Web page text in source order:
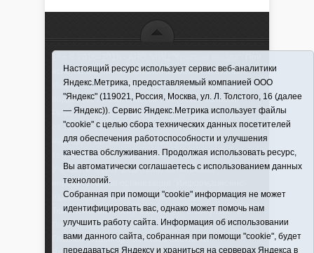
использовании материалов ссылка обязательна
Информационная лента выходит при финансовой
поддержке правительства Тюменской области
Регистрационный номер СМИ ЭЛ № ФС 77-66066
от 10.06. 2016 г. выдано Федеральной службой по
надзору в сфере связи, информационных
технологий и массовых коммуникаций.
Учредитель (соучредители) Автономная
некоммерческая организация "Информационно-
издательский центр "Красная звезда"" (627570,
Тюменская обл., Викуловский р-н, с. Викулово, ул.
Ленина, д. 5).
Главный редактор Антюхова Светлана
Настоящий ресурс использует сервис веб-аналитики
Яндекс.Метрика, предоставляемый компанией ООО
"Яндекс" (119021, Россия, Москва, ул. Л. Толстого, 16 (далее
— Яндекс)). Сервис Яндекс.Метрика использует файлы
"cookie" с целью сбора технических данных посетителей
для обеспечения работоспособности и улучшения
качества обслуживания. Продолжая использовать ресурс,
Вы автоматически соглашаетесь с использованием данных
технологий.
Собранная при помощи "cookie" информация не может
идентифицировать вас, однако может помочь нам
улучшить работу сайта. Информация об использовании
вами данного сайта, собранная при помощи "cookie", будет
передаваться Яндексу и храниться на серверах Яндекса в